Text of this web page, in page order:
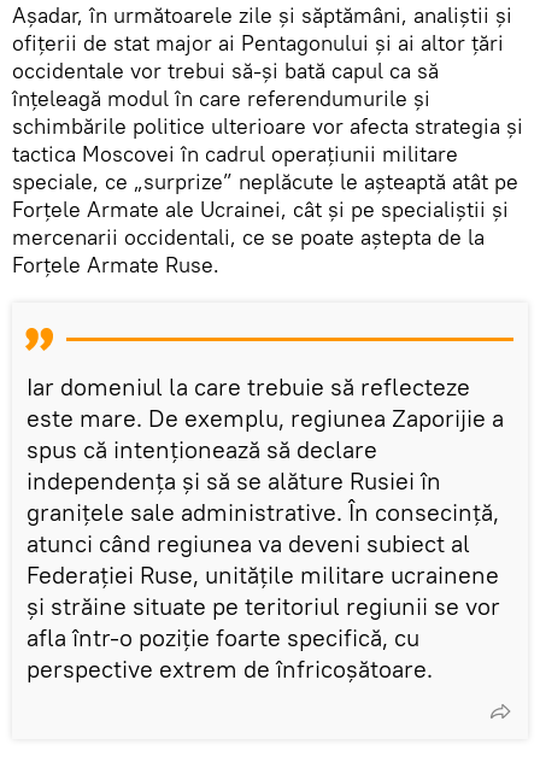
Așadar, în următoarele zile și săptămâni, analiștii și
ofițerii de stat major ai Pentagonului și ai altor țări
occidentale vor trebui să-și bată capul ca să
înțeleagă modul în care referendumurile și
schimbările politice ulterioare vor afecta strategia și
tactica Moscovei în cadrul operațiunii militare
speciale, ce „surprize” neplăcute le așteaptă atât pe
Forțele Armate ale Ucrainei, cât și pe specialiștii și
mercenarii occidentali, ce se poate aștepta de la
Forțele Armate Ruse.
Iar domeniul la care trebuie să reflecteze
este mare. De exemplu, regiunea Zaporijie a
spus că intenționează să declare
independența și să se alăture Rusiei în
granițele sale administrative. În consecință,
atunci când regiunea va deveni subiect al
Federației Ruse, unitățile militare ucrainene
și străine situate pe teritoriul regiunii se vor
afla într-o poziție foarte specifică, cu
perspective extrem de înfricoșătoare.